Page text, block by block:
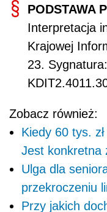
PODSTAWA
Interpretacja
Krajowej
23.
Zobacz również:
Kiedy 60 tys.
Jest konkretna
Ulga dla
przekroczeniu
Przy jakich